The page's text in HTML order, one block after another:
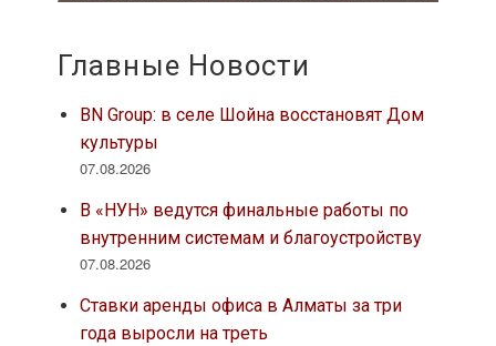
Главные Новости
BN Group: в селе Шойна восстановят Дом
культуры
07.08.2026
В «НУН» ведутся финальные работы по
внутренним системам и благоустройству
07.08.2026
Ставки аренды офиса в Алматы за три
года выросли на треть